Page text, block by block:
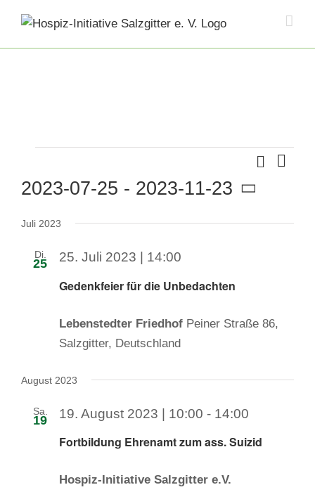
content
Suche
Suche
Liste
2023-07-25 - 2023-11-23
wählen.
Juli 2023
Di.
25
Gedenkfeier für die Unbedachten
25. Juli 2023 | 14:00
Lebenstedter Friedhof Peiner Straße 86,
Salzgitter, Deutschland
August 2023
Sa.
19
Fortbildung Ehrenamt zum ass. Suizid
19. August 2023 | 10:00 - 14:00
Hospiz-Initiative Salzgitter e.V.